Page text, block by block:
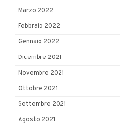
Marzo 2022
Febbraio 2022
Gennaio 2022
Dicembre 2021
Novembre 2021
Ottobre 2021
Settembre 2021
Agosto 2021